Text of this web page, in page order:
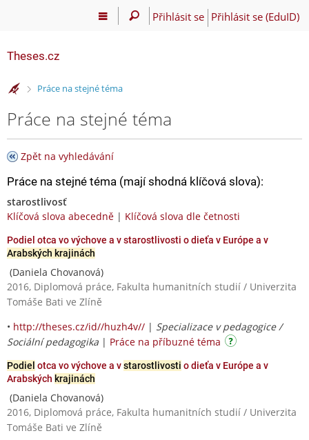
Přihlásit se Přihlásit se (EduID)
Theses.cz
>Práce na stejné téma
Práce na stejné téma
Zpět na vyhledávání
Práce na stejné téma (mají shodná klíčová slova):
starostlivosť
Klíčová slova abecedně | Klíčová slova dle četnosti
Podiel otca vo výchove a v starostlivosti o dieťa v Európe a v
Arabských krajinách
(Daniela Chovanová)
2016, Diplomová práce, Fakulta humanitních studií / Univerzita
Tomáše Bati ve Zlíně
• http://theses.cz/id//huzh4v// | Specializace v pedagogice /
Sociální pedagogika | Práce na příbuzné téma
Podiel otca vo výchove a vstarostlivosti o dieťa v Európe a v
Arabských krajinách
(Daniela Chovanová)
2016, Diplomová práce, Fakulta humanitních studií / Univerzita
Tomáše Bati ve Zlíně